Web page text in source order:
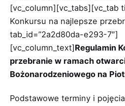
[vc_column][vc_tabs][vc_tab
Konkursu na najlepsze
tab_id=”2a2d80da-e293-7″]
[vc_column_text]Regulamin
przebranie w ramach
Bożonarodzeniowego na
Podstawowe terminy i